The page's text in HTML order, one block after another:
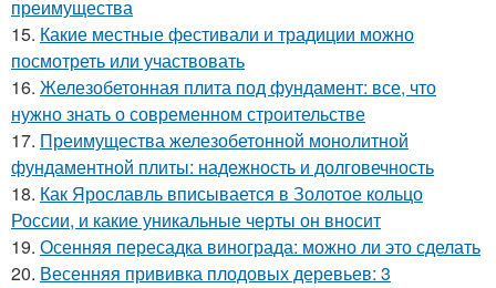
преимущества
15. Какие местные фестивали и традиции можно
посмотреть или участвовать
16. Железобетонная плита под фундамент: все, что
нужно знать о современном строительстве
17. Преимущества железобетонной монолитной
фундаментной плиты: надежность и долговечность
18. Как Ярославль вписывается в Золотое кольцо
России, и какие уникальные черты он вносит
19. Осенняя пересадка винограда: можно ли это сделать
20. Весенняя прививка плодовых деревьев: 3